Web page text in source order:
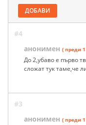
ДОБАВИ
#4
анонимен ( преди
До 2,убаво е първо
сложат тук таме,че
#3
анонимен ( преди